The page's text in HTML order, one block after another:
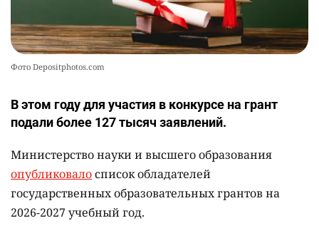
Фото Depositphotos.com
В этом году для участия в конкурсе на грант
подали более 127 тысяч заявлений.
Министерство науки и высшего образования
опубликовалосписок обладателей
государственных образовательных грантов на
2026-2027 учебный год.